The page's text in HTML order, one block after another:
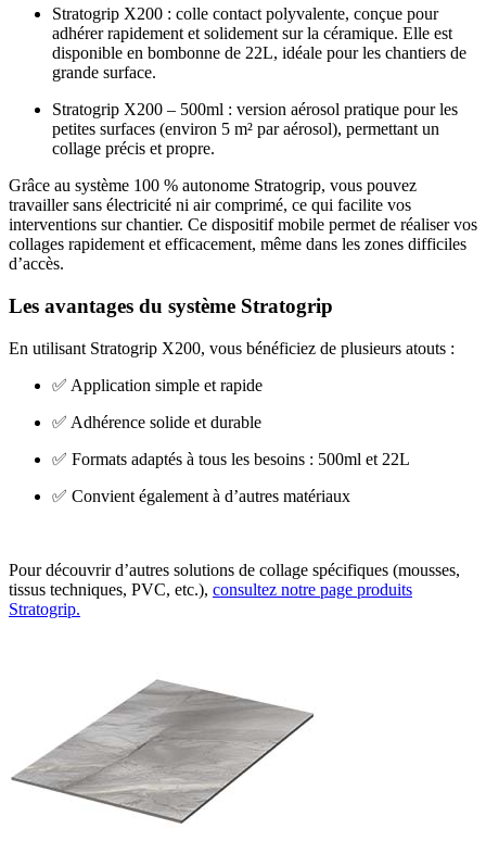
Stratogrip X200 : colle contact polyvalente, conçue pour
adhérer rapidement et solidement sur la céramique. Elle est
disponible en bombonne de 22L, idéale pour les chantiers de
grande surface.
Stratogrip X200 – 500ml : version aérosol pratique pour les
petites surfaces (environ 5 m² par aérosol), permettant un
collage précis et propre.
Grâce au système 100 % autonome Stratogrip, vous pouvez
travailler sans électricité ni air comprimé, ce qui facilite vos
interventions sur chantier. Ce dispositif mobile permet de réaliser vos
collages rapidement et efficacement, même dans les zones difficiles
d’accès.
Les avantages du système Stratogrip
En utilisant Stratogrip X200, vous bénéficiez de plusieurs atouts :
✅ Application simple et rapide
✅ Adhérence solide et durable
✅ Formats adaptés à tous les besoins : 500ml et 22L
✅ Convient également à d’autres matériaux
Pour découvrir d’autres solutions de collage spécifiques (mousses,
tissus techniques, PVC, etc.), consultez notre page produits
Stratogrip.